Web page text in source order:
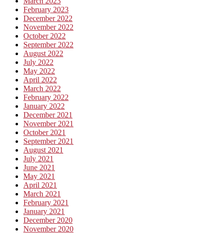
February 2023
December 2022
November 2022
October 2022
September 2022
August 2022
July 2022
May 2022
April 2022
March 2022
February 2022
January 2022
December 2021
November 2021
October 2021
September 2021
August 2021
July 2021
June 2021
May 2021
April 2021
March 2021
February 2021
January 2021
December 2020
November 2020